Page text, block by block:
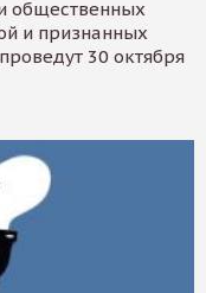
общественных
и признанных
30 октября